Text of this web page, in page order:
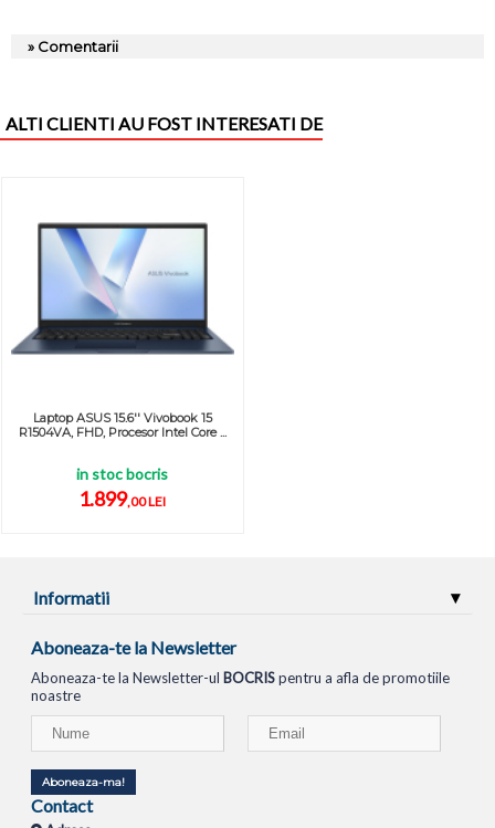
» Comentarii
ALTI CLIENTI AU FOST INTERESATI DE
Laptop ASUS 15.6'' Vivobook 15
R1504VA, FHD, Procesor Intel Core ...
in stoc bocris
1.899,00 LEI
Informatii
Aboneaza-te la Newsletter
Aboneaza-te la Newsletter-ul BOCRISpentru a afla de promotiile
noastre
Aboneaza-ma!
Contact